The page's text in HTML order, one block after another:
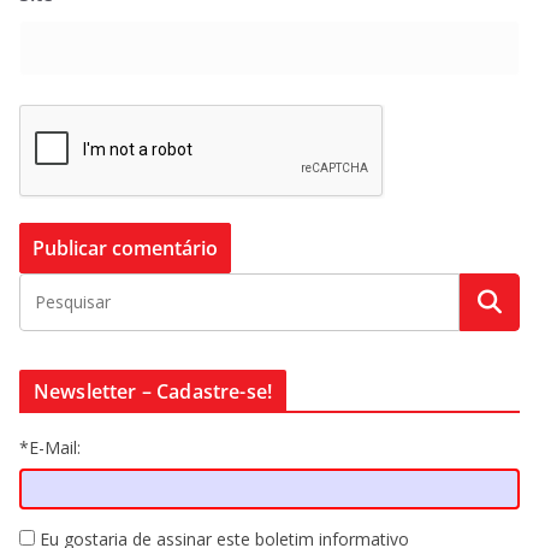
Newsletter – Cadastre-se!
*E-Mail:
Eu gostaria de assinar este boletim informativo